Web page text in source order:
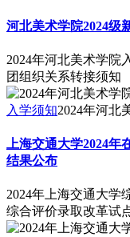
河北美术学院2024级
2024年河北美术学院
团组织关系转接须知
入学须知2024年河北
上海交通大学2024
结果公布
2024年上海交通大学
综合评价录取改革试